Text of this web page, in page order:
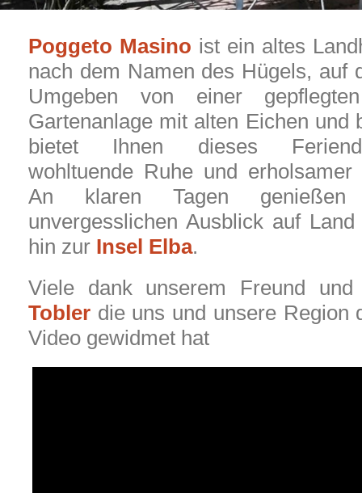
Poggeto Masino ist ein altes
nach dem Namen des Hügels, auf
Umgeben von einer
Gartenanlage mit alten Eichen und
bietet Ihnen dieses
wohltuende Ruhe und erholsamer
An klaren Tagen
unvergesslichen Ausblick auf
hin zur Insel Elba.
Viele dank unserem Freund
Tobler die uns und unsere Region
Video gewidmet hat